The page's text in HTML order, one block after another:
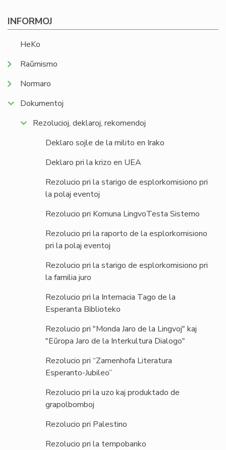
INFORMOJ
HeKo
Raŭmismo
Normaro
Dokumentoj
Rezolucioj, deklaroj, rekomendoj
Deklaro sojle de la milito en Irako
Deklaro pri la krizo en UEA
Rezolucio pri la starigo de esplorkomisiono pri
la polaj eventoj
Rezolucio pri Komuna LingvoTesta Sistemo
Rezolucio pri la raporto de la esplorkomisiono
pri la polaj eventoj
Rezolucio pri la starigo de esplorkomisiono pri
la familia juro
Rezolucio pri la Internacia Tago de la
Esperanta Biblioteko
Rezolucio pri "Monda Jaro de la Lingvoj" kaj
"Eŭropa Jaro de la Interkultura Dialogo"
Rezolucio pri “Zamenhofa Literatura
Esperanto-Jubileo”
Rezolucio pri la uzo kaj produktado de
grapolbomboj
Rezolucio pri Palestino
Rezolucio pri la tempobanko